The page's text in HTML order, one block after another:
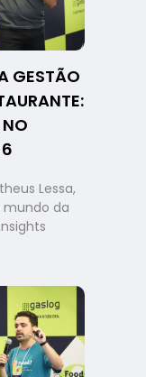
GESTÃO
Lessa,
mundo da